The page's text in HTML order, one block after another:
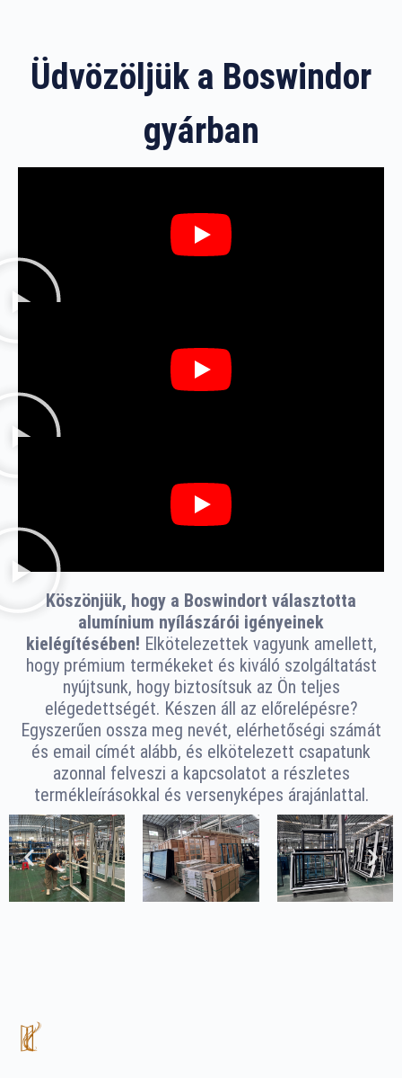
Üdvözöljük a Boswindor
gyárban
Köszönjük, hogy a Boswindort választotta
alumínium nyílászárói igényeinek
kielégítésében! Elkötelezettek vagyunk amellett,
hogy prémium termékeket és kiváló szolgáltatást
nyújtsunk, hogy biztosítsuk az Ön teljes
elégedettségét. Készen áll az előrelépésre?
Egyszerűen ossza meg nevét, elérhetőségi számát
és email címét alább, és elkötelezett csapatunk
azonnal felveszi a kapcsolatot a részletes
termékleírásokkal és versenyképes árajánlattal.